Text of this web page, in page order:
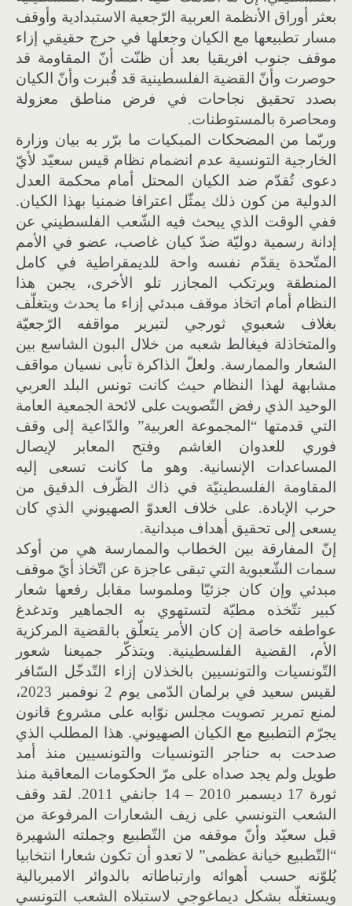
بعثر أوراق الأنظمة العربية الرّجعية الاستبدادية وأوقف
مسار تطبيعها مع الكيان وجعلها في حرج حقيقي إزاء
موقف جنوب افريقيا بعد أن ظنّت أنّ المقاومة قد
حوصرت وأنّ القضية الفلسطينية قد قُبرت وأنّ الكيان
بصدد تحقيق نجاحات في فرض مناطق معزولة
ومحاصرة بالمستوطنات.
وربّما من المضحكات المبكيات ما برّر به بيان وزارة
الخارجية التونسية عدم انضمام نظام قيس سعيّد لأيّ
دعوى تُقدّم ضد الكيان المحتل أمام محكمة العدل
الدولية من كون ذلك يمثّل اعترافا ضمنيا بهذا الكيان.
ففي الوقت الذي يبحث فيه الشّعب الفلسطيني عن
إدانة رسمية دوليّة ضدّ كيان غاصب، عضو في الأمم
المتّحدة يقدّم نفسه واحة للديمقراطية في كامل
المنطقة ويرتكب المجازر تلو الأخرى، يجبن هذا
النظام أمام اتخاذ موقف مبدئي إزاء ما يحدث ويتغلّف
بغلاف شعبوي ثورجي لتبرير مواقفه الرّجعيّة
والمتخاذلة فيغالط شعبه من خلال البون الشاسع بين
الشعار والممارسة. ولعلّ الذاكرة تأبى نسيان مواقف
مشابهة لهذا النظام حيث كانت تونس البلد العربي
الوحيد الذي رفض التّصويت على لائحة الجمعية العامة
التي قدمتها “المجموعة العربية” والدّاعية إلى وقف
فوري للعدوان الغاشم وفتح المعابر لإيصال
المساعدات الإنسانية. وهو ما كانت تسعى إليه
المقاومة الفلسطينيّة في ذاك الظّرف الدقيق من
حرب الإبادة. على خلاف العدوّ الصهيوني الذي كان
يسعى إلى تحقيق أهداف ميدانية.
إنّ المفارقة بين الخطاب والممارسة هي من أوكد
سمات الشّعبوية التي تبقى عاجزة عن اتّخاذ أيّ موقف
مبدئي وإن كان جزئيّا وملموسا مقابل رفعها شعار
كبير تتّخذه مطيّة لتستهوي به الجماهير وتدغدغ
عواطفه خاصة إن كان الأمر يتعلّق بالقضية المركزية
الأم، القضية الفلسطينية. ويتذكّر جميعنا شعور
التّونسيات والتونسيين بالخذلان إزاء التّدخّل السّافر
لقيس سعيد في برلمان الدّمى يوم 2 نوفمبر 2023،
لمنع تمرير تصويت مجلس نوّابه على مشروع قانون
يجرّم التطبيع مع الكيان الصهيوني. هذا المطلب الذي
صدحت به حناجر التونسيات والتونسيين منذ أمد
طويل ولم يجد صداه على مرّ الحكومات المعاقبة منذ
ثورة 17 ديسمبر 2010 – 14 جانفي 2011. لقد وقف
الشعب التونسي على زيف الشعارات المرفوعة من
قبل سعيّد وأنّ موقفه من التّطبيع وجملته الشهيرة
“التّطبيع خيانة عظمى” لا تعدو أن تكون شعارا انتخابيا
يُلوّنه حسب أهوائه وارتباطاته بالدوائر الامبريالية
ويستغلّه بشكل ديماغوجي لاستبلاه الشعب التونسي